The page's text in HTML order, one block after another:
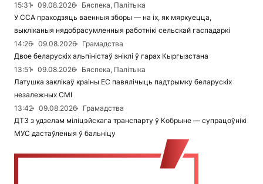
15:31 09.08.2026
Бяспека, Палітыка
У ССА праходзяць ваенныя зборы — на іх, як мяркуецца,
выкліканыя нядобрасумленныя работнікі сельскай гаспадаркі
14:26
09.08.2026
Грамадства
Двое беларускіх альпіністаў зніклі ў гарах Кыргызстана
13:51
09.08.2026
Бяспека, Палітыка
Латушка заклікаў краіны ЕС павялічыць падтрымку беларускіх
незалежных СМІ
13:42
09.08.2026
Грамадства
ДТЗ з удзелам міліцэйскага транспарту ў Кобрыне — супрацоўнікі
МУС дастаўленыя ў бальніцу